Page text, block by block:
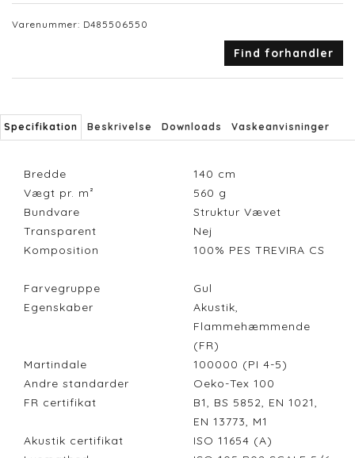
Varenummer: D485506550
Find forhandler
Specifikation Beskrivelse Downloads Vaskeanvisninger
Bredde 140 cm
Vægt pr. m²
560 g
Bundvare
Struktur Vævet
Transparent
Nej
Komposition
100% PES TREVIRA CS
Farvegruppe
Gul
Egenskaber
Akustik,
Flammehæmmende
(FR)
Martindale
100000 (PI 4-5)
Andre standarder
Oeko-Tex 100
FR certifikat
B1, BS 5852, EN 1021,
EN 13773, M1
Akustik certifikat
ISO 11654 (A)